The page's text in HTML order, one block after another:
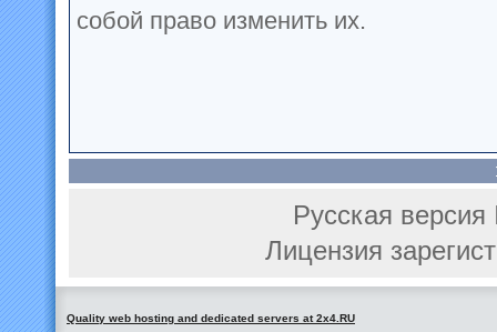
собой право изменить их.
Русская
Лицензия
Quality web hosting and dedicated servers at 2x4.RU